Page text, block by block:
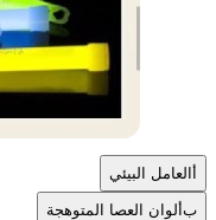
العامل البيئي
بألوان العصا المتوهجة